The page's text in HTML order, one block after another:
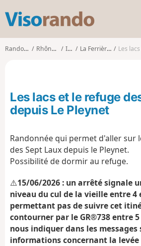
s
o
o
Randonnées Rhône-Alpes Isère La Ferrière (Isère) Les lacs et
Les lacs et le refuge
depuis Le Pleynet
Randonnée qui permet d'aller sur
des Sept Laux depuis le Pleynet.
Possibilité de dormir au refuge.
⚠️15/06/2026 : un arrêté signale
niveau du cul de la vieille entre 4
permettant pas de suivre cet
contourner par le GR®738 entre
nous indiquer dans les messages
informations concernant la